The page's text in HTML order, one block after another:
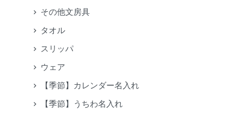
その他文房具
タオル
スリッパ
ウェア
【季節】カレンダー名入れ
【季節】うちわ名入れ